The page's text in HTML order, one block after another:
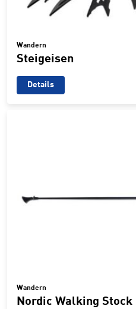
Wandern
Steigeisen
Details
Wandern
Nordic Walking Stock